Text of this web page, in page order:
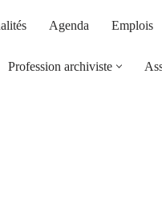
Agenda Emplois
Profession archiviste